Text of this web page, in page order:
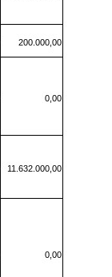
200.000,00
0,00
11.632.000,00
0,00